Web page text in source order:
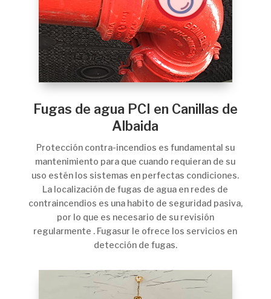
Fugas de agua PCI en Canillas de
Albaida
Protección contra-incendios es fundamental su
mantenimiento para que cuando requieran de su
uso estén los sistemas en perfectas condiciones.
La localización de fugas de agua en redes de
contraincendios es una habito de seguridad pasiva,
por lo que es necesario de su revisión
regularmente . Fugasur le ofrece los servicios en
detección de fugas.